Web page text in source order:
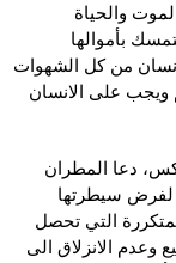
والحياة
بأموالها
من كل الشهوات
ويجب على الانسان
دعا المطران
لفرض سيطرتها
التي تحصل
وعدم الانزلاق الى